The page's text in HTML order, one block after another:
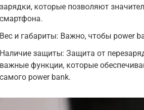
зарядки, которые позволяют
смартфона.
Вес и габариты: Важно, чтобы power
Наличие защиты: Защита от
важные функции, которые
самого power bank.